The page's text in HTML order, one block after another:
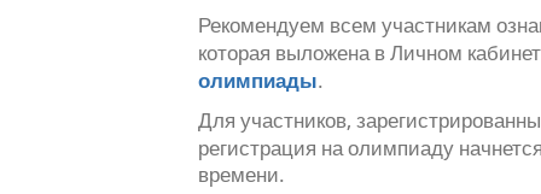
Рекомендуем всем участникам
которая выложена в Личном
олимпиады.
Для участников,
регистрация на олимпиаду
времени.